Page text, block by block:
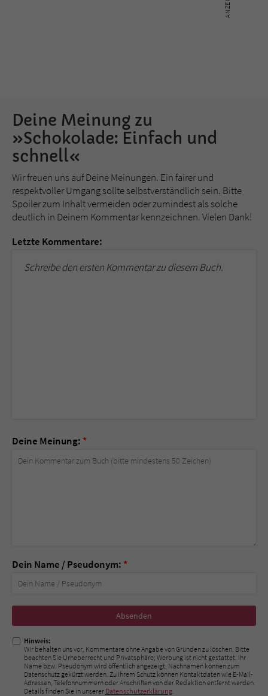
Deine Meinung zu
»Schokolade: Einfach und
schnell«
Wir freuen uns auf Deine Meinungen. Ein fairer und
respektvoller Umgang sollte selbstverständlich sein. Bitte
Spoiler zum Inhalt vermeiden oder zumindest als solche
deutlich in Deinem Kommentar kennzeichnen. Vielen Dank!
Letzte Kommentare:
Schreibe den ersten Kommentar zu diesem Buch.
Deine Meinung: *
Dein Name / Pseudonym: *
Nicht
ausfüllen!
Hinweis:
Wir behalten uns vor, Kommentare ohne Angabe von Gründen zu löschen. Bitte
beachten Sie Urheberrecht und Privatsphäre; Werbung ist nicht gestattet. Ihr
Name bzw. Pseudonym wird öffentlich angezeigt; Nachnamen können zum
Datenschutz gekürzt werden. Zu Ihrem Schutz können Kontaktdaten wie E-Mail-
Adressen, Telefonnummern oder Anschriften von der Redaktion entfernt werden.
Details finden Sie in unserer Datenschutzerklärung